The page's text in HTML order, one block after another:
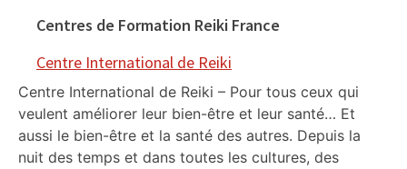
Centres de Formation Reiki France
Centre International de Reiki
Centre International de Reiki – Pour tous ceux qui
veulent améliorer leur bien-être et leur santé… Et
aussi le bien-être et la santé des autres. Depuis la
nuit des temps et dans toutes les cultures, des